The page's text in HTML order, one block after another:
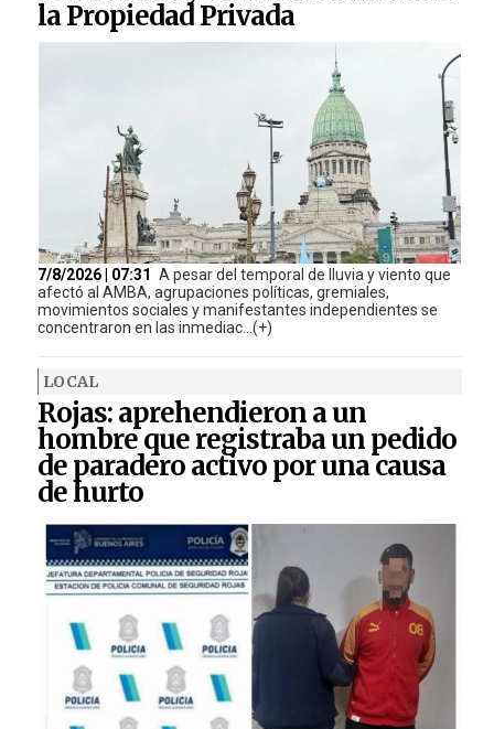
la Propiedad Privada
7/8/2026 | 07:31 A pesar del temporal de lluvia y viento que
afectó al AMBA, agrupaciones políticas, gremiales,
movimientos sociales y manifestantes independientes se
concentraron en las inmediac...(+)
LOCAL
Rojas: aprehendieron a un
hombre que registraba un pedido
de paradero activo por una causa
de hurto